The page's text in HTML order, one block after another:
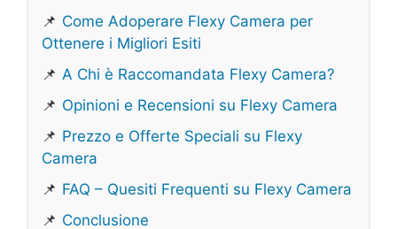
📌 Come Adoperare Flexy Camera per
Ottenere i Migliori Esiti
📌 A Chi è Raccomandata Flexy Camera?
📌 Opinioni e Recensioni su Flexy Camera
📌 Prezzo e Offerte Speciali su Flexy
Camera
📌 FAQ – Quesiti Frequenti su Flexy Camera
📌 Conclusione